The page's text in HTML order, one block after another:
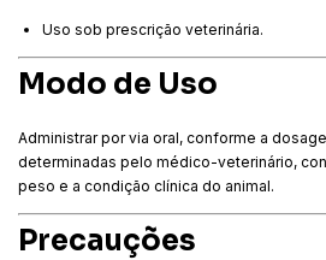
Uso sob prescrição veterinária.
Modo de Uso
Administrar por via oral, conforme a
determinadas pelo médico-veterinário,
peso e a condição clínica do animal.
Precauções